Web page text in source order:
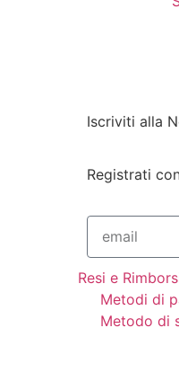
Iscriviti alla
Registrati
Resi e
Metodi di
Metodo di